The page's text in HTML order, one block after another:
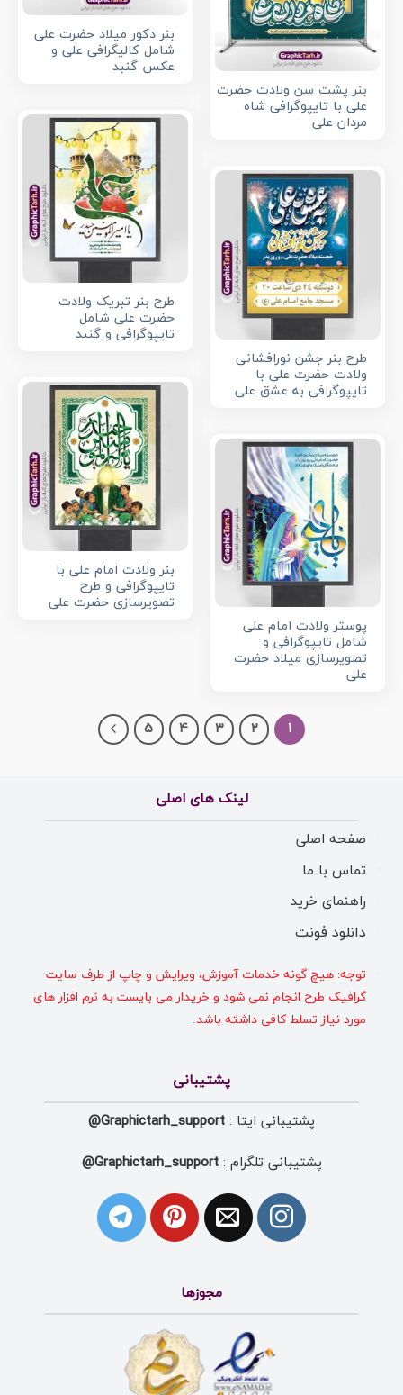
بنر دکور میلاد حضرت علی
شامل کالیگرافی علی و
عکس گنبد
بنر پشت سن ولادت حضرت
علی با تایپوگرافی شاه
مردان علی
طرح بنر تبریک ولادت
حضرت علی شامل
تایپوگرافی و گنبد
طرح بنر جشن نورافشانی
ولادت حضرت علی با
تایپوگرافی به عشق علی
بنر ولادت امام علی با
تایپوگرافی و طرح
تصویرسازی حضرت علی
پوستر ولادت امام علی
شامل تایپوگرافی و
تصویرسازی میلاد حضرت
علی
1
2
3
4
5
لینک های اصلی
صفحه اصلی
تماس با ما
راهنمای خرید
دانلود فونت
توجه: هیچ گونه خدمات آموزش، ویرایش و چاپ از طرف سایت
گرافیک طرح انجام نمی شود و خریدار می بایست به نرم افزار های
مورد نیاز تسلط کافی داشته باشد.
پشتیبانی
پشتیبانی ایتا : Graphictarh_support@
پشتیبانی تلگرام :Graphictarh_support@
مجوزها